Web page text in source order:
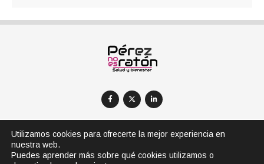
AVISOS LEGALES
POLÍTICA DE COOKIES
Utilizamos cookies para ofrecerte la mejor experiencia en
nuestra web.
Puedes aprender más sobre qué cookies utilizamos o